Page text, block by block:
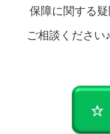
保障に関する
ご相談ください♪